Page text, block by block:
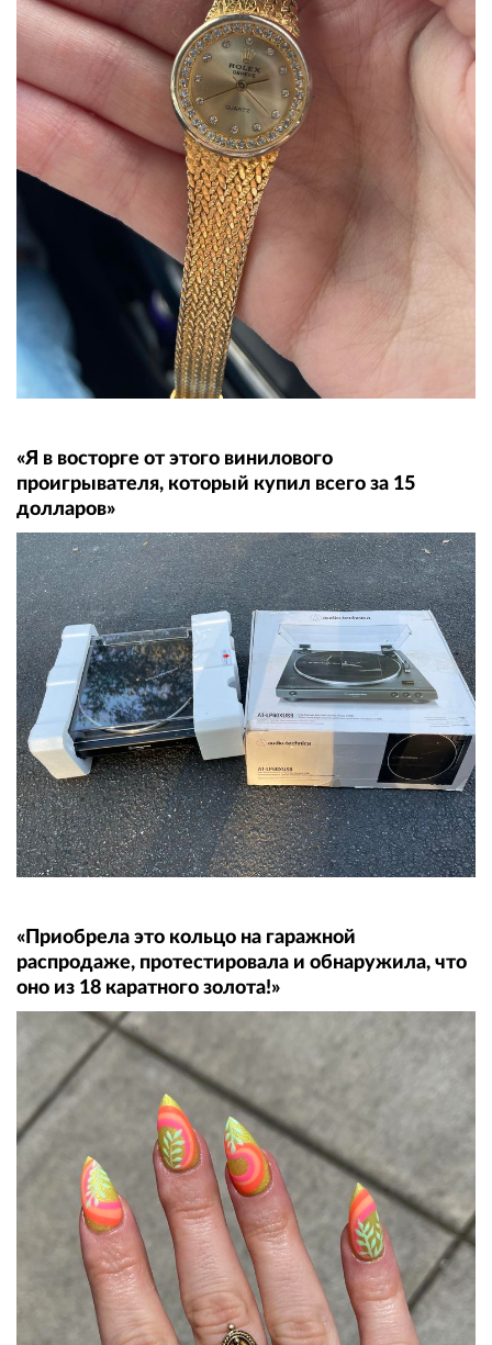
«Я в восторге от этого винилового
проигрывателя, который купил всего за 15
долларов»
«Приобрела это кольцо на гаражной
распродаже, протестировала и обнаружила, что
оно из 18 каратного золота!»